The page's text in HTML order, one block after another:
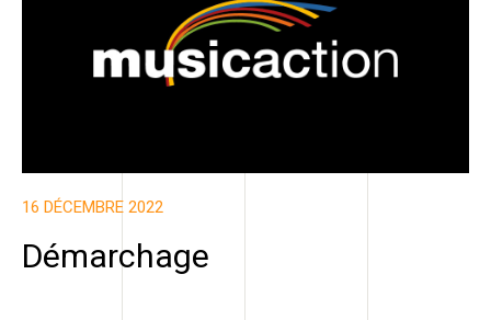
16 DÉCEMBRE 2022
Démarchage